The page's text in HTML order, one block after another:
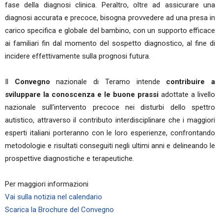
fase della diagnosi clinica. Peraltro, oltre ad assicurare una
diagnosi accurata e precoce, bisogna provvedere ad una presa in
carico specifica e globale del bambino, con un supporto efficace
ai familiari fin dal momento del sospetto diagnostico, al fine di
incidere effettivamente sulla prognosi futura.
Il Convegno nazionale di Teramo intende contribuire a
sviluppare la conoscenza e le buone prassi adottate a livello
nazionale sull'intervento precoce nei disturbi dello spettro
autistico, attraverso il contributo interdisciplinare che i maggiori
esperti italiani porteranno con le loro esperienze, confrontando
metodologie e risultati conseguiti negli ultimi anni e delineando le
prospettive diagnostiche e terapeutiche.
Per maggiori informazioni
Vai sulla notizia nel calendario
Scarica la Brochure del Convegno